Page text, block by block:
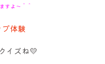
すよ～＾＾
体験
イズね💛